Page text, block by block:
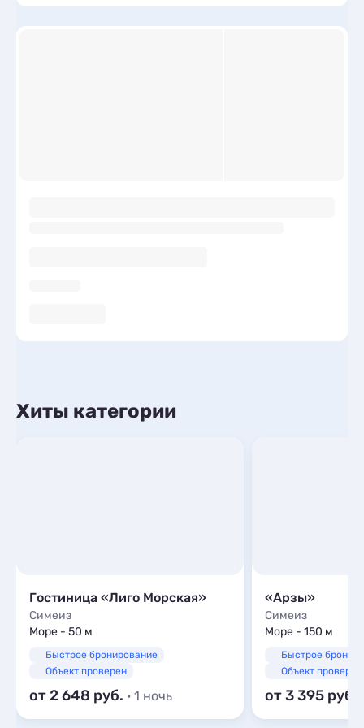
Хиты категории
Гостиница «Лиго Морская»
Симеиз
Море - 50 м
Быстрое бронирование
Объект проверен
от 2 648 · 1 ночь
«Арзы»
Симеиз
Море - 150 м
Быстрое
Объект проверен
от 3 395